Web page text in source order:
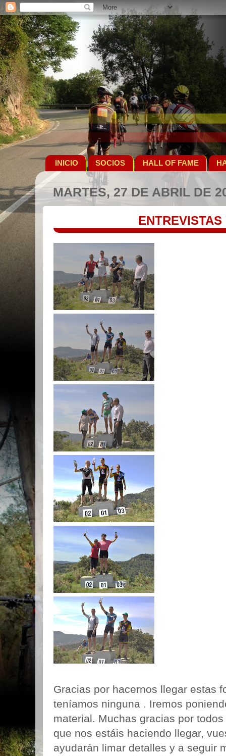
INICIO SOCIOS HALL OF FAME
MARTES, 27 DE ABRIL DE
Gracias por hacernos llegar estas
teníamos ninguna . Iremos
material. Muchas gracias por
que nos estáis haciendo llegar,
ayudarán limar detalles y a seguir